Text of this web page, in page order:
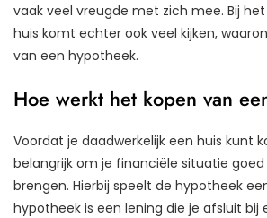
vaak veel vreugde met zich mee. Bij
huis komt echter ook veel kijken,
van een hypotheek.
Hoe werkt het kopen van
Voordat je daadwerkelijk een huis kunt
belangrijk om je financiële situatie
brengen. Hierbij speelt de hypotheek
hypotheek is een lening die je afsluit bij